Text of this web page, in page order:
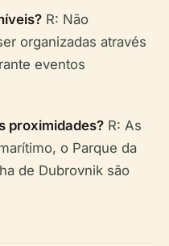
R: Não
organizadas através
eventos
proximidades? R: As
o Parque da
de Dubrovnik são